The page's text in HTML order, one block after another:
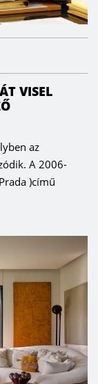
VISEL
az
A 2006-
)című